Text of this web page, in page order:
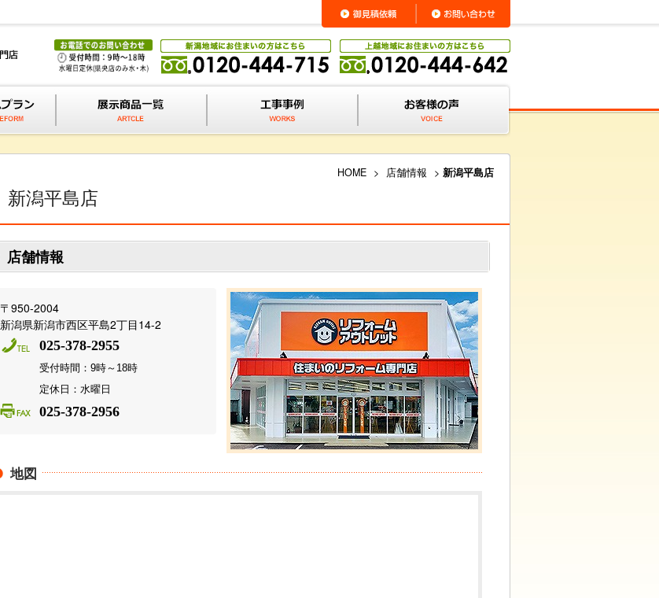
HOME > 店舗情報 > 新潟平島店
新潟平島店
店舗情報
〒950-2004
新潟県新潟市西区平島2丁目14-2
025-378-2955
受付時間：9時～18時
定休日：水曜日
025-378-2956
地図